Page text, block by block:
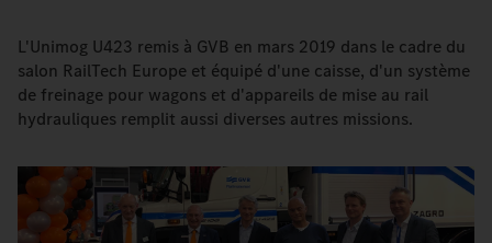
L'Unimog U423 remis à GVB en mars 2019 dans le cadre du
salon RailTech Europe et équipé d'une caisse, d'un système
de freinage pour wagons et d'appareils de mise au rail
hydrauliques remplit aussi diverses autres missions.